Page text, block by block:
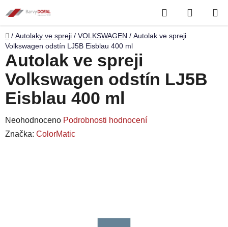
na
obsah
Hledat
KOŠÍK
Domů
/ Autolaky ve spreji / VOLKSWAGEN / Autolak ve spreji
Volkswagen odstín LJ5B Eisblau 400 ml
Autolak ve spreji
Volkswagen odstín LJ5B
Eisblau 400 ml
Průměrné
hodnocení
Neohodnoceno Podrobnosti hodnocení
Značka: ColorMatic